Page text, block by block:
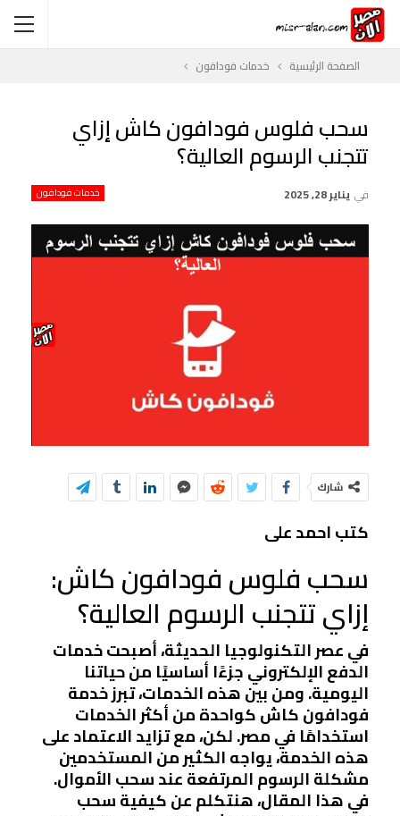
الصفحة الرئيسية خدمات فودافون
سحب فلوس فودافون كاش إزاي
تتجنب الرسوم العالية؟
خدمات فودافون في يناير 28, 2025
شارك
كتب احمد على
سحب فلوس فودافون كاش:
إزاي تتجنب الرسوم العالية؟
في عصر التكنولوجيا الحديثة، أصبحت خدمات
الدفع الإلكتروني جزءًا أساسيًا من حياتنا
اليومية. ومن بين هذه الخدمات، تبرز خدمة
فودافون كاش كواحدة من أكثر الخدمات
استخدامًا في مصر. لكن، مع تزايد الاعتماد على
هذه الخدمة، يواجه الكثير من المستخدمين
مشكلة الرسوم المرتفعة عند سحب الأموال.
في هذا المقال، هنتكلم عن كيفية سحب